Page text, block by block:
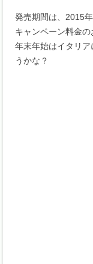
発売期間は、2015
キャンペーン料金
年末年始はイタリ
うかな？